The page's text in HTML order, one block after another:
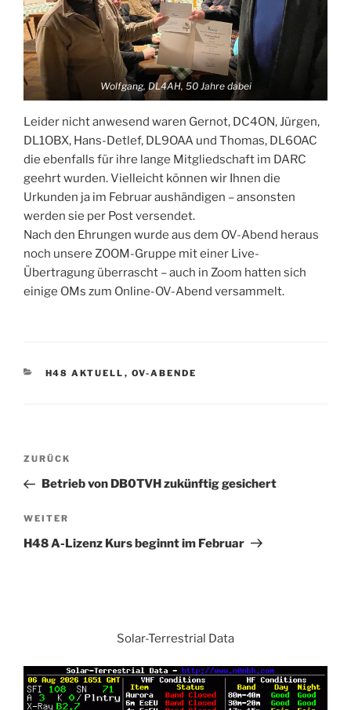
Wolfgang, DL4AH, 50 Jahre dabei
Leider nicht anwesend waren Gernot, DC4ON, Jürgen,
DL1OBX, Hans-Detlef, DL9OAA und Thomas, DL6OAC
die ebenfalls für ihre lange Mitgliedschaft im DARC
geehrt wurden. Vielleicht können wir Ihnen die
Urkunden ja im Februar aushändigen – ansonsten
werden sie per Post versendet.
Nach den Ehrungen wurde aus dem OV-Abend heraus
noch unsere ZOOM-Gruppe mit einer Live-
Übertragung überrascht – auch in Zoom hatten sich
einige OMs zum Online-OV-Abend versammelt.
KATEGORIEN
H48 AKTUELL , OV-ABENDE
Beitrags-
Vorheriger
Beitrag
ZURÜCK
Betrieb von DB0TVH zukünftig gesichert
Nächster
Beitrag
WEITER
H48 A-Lizenz Kurs beginnt im Februar
Solar-Terrestrial Data